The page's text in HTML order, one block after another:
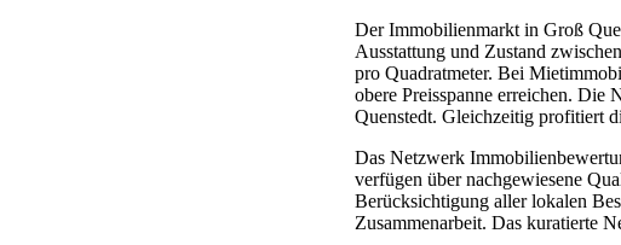
Der Immobilienmarkt in Groß
Ausstattung und Zustand
pro Quadratmeter. Bei
obere Preisspanne erreichen. Die
Quenstedt. Gleichzeitig profitiert
Das Netzwerk
verfügen über nachgewiesene
Berücksichtigung aller lokalen
Zusammenarbeit. Das kuratierte